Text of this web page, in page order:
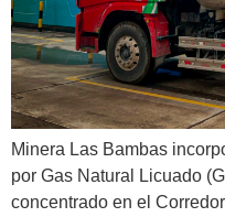
Minera Las Bambas
por Gas Natural Licuado
concentrado en el